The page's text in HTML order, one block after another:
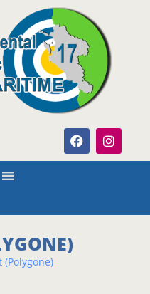
(Polygone)